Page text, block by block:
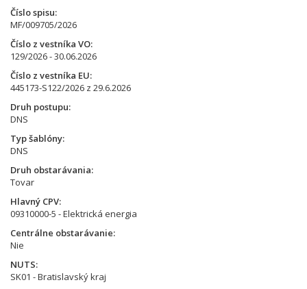
Číslo spisu
MF/009705/2026
Číslo z vestníka VO
129/2026 - 30.06.2026
Číslo z vestníka EU
445173-S122/2026 z 29.6.2026
Druh postupu
DNS
Typ šablóny
DNS
Druh obstarávania
Tovar
Hlavný CPV
09310000-5 - Elektrická energia
Centrálne obstarávanie
Nie
NUTS
SK01 - Bratislavský kraj